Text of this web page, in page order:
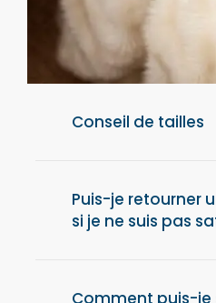
Conseil de tailles
conseillons de choisir
de votre taille habituelle.
Puis-je retourner
si je ne suis pas
réception de votre